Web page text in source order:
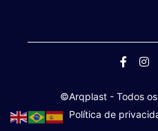
©Arqplast - Todos
Política de